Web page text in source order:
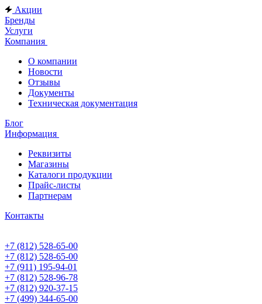
Акции
Бренды
Услуги
Компания
О компании
Новости
Отзывы
Документы
Техническая документация
Блог
Информация
Реквизиты
Магазины
Каталоги продукции
Прайс-листы
Партнерам
Контакты
+7 (812) 528-65-00
+7 (812) 528-65-00
+7 (911) 195-94-01
+7 (812) 528-96-78
+7 (812) 920-37-15
+7 (499) 344-65-00